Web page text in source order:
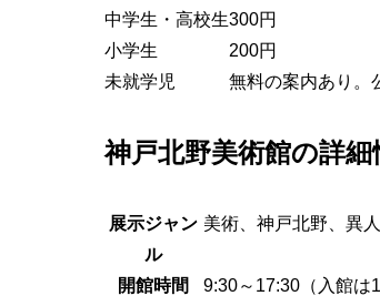
中学生・高校生300円
小学生
200円
未就学児
無料の案内あり。
神戸北野美術館の詳細
展示ジャン
ル
美術、神戸北野、異
開館時間
9:30～17:30（入館は